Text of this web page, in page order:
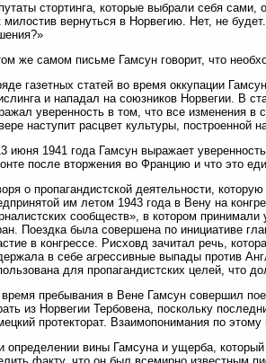
стортинга, которые выбрали себя
милостив вернуться в Норвегию. Нет, не
же самом письме Гамсун говорит, что
газетных статей во время оккупации
и нападал на союзников Норвегии. В
уверенность в том, что все изменения в
наступит расцвет культуры, построенной
июня 1941 года Гамсун выражает
после вторжения во Францию и что это
о пропагандистской деятельности,
им летом 1943 года в Вену на
сообществ», в котором
Поездка была совершена по инициативе
в конгрессе. Рисховд зачитал речь,
в себе агрессивные выпады против
для пропагандистских целей, что
пребывания в Вене Гамсун совершил
из Норвегии Тербовена, поскольку
протекторат. Взаимопонимания по
определении вины Гамсуна и ущерба,